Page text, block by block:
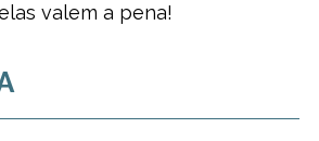
valem a pena!